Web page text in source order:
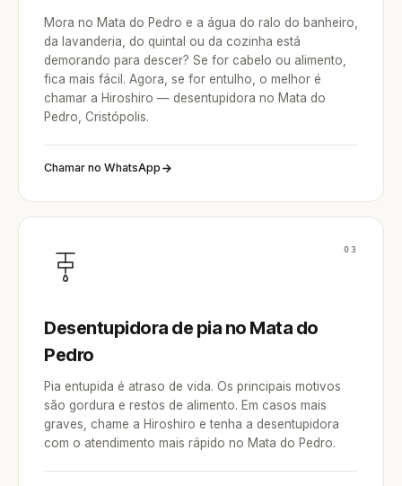
Mora no Mata do Pedro e a água do ralo do banheiro,
da lavanderia, do quintal ou da cozinha está
demorando para descer? Se for cabelo ou alimento,
fica mais fácil. Agora, se for entulho, o melhor é
chamar a Hiroshiro — desentupidora no Mata do
Pedro, Cristópolis.
Chamar no WhatsApp
03
Desentupidora de pia no Mata do
Pedro
Pia entupida é atraso de vida. Os principais motivos
são gordura e restos de alimento. Em casos mais
graves, chame a Hiroshiro e tenha a desentupidora
com o atendimento mais rápido no Mata do Pedro.